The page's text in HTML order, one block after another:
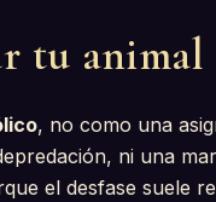
tu animal
, no como una
ni una
el desfase suele